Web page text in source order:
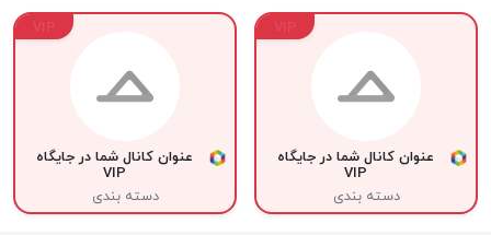
عنوان کانال شما در جایگاه
VIP
دسته بندی
عنوان کانال شما در جایگاه
VIP
دسته بندی